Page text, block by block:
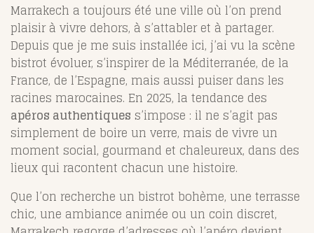
Marrakech a toujours été une ville où l’on prend
plaisir à vivre dehors, à s’attabler et à partager.
Depuis que je me suis installée ici, j’ai vu la scène
bistrot évoluer, s’inspirer de la Méditerranée, de la
France, de l’Espagne, mais aussi puiser dans les
racines marocaines. En 2025, la tendance des
apéros authentiques s’impose : il ne s’agit pas
simplement de boire un verre, mais de vivre un
moment social, gourmand et chaleureux, dans des
lieux qui racontent chacun une histoire.
Que l’on recherche un bistrot bohème, une terrasse
chic, une ambiance animée ou un coin discret,